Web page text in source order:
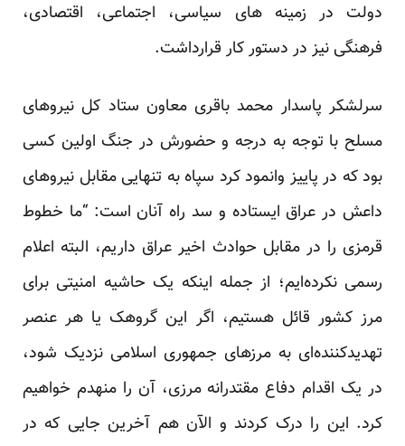
دولت در زمینه های سیاسی، اجتماعی، اقتصادی،
فرهنگی نیز در دستور کار قرارداشت.
سرلشکر پاسدار محمد باقری معاون ستاد کل نیروهای
مسلح با توجه به درجه و حضورش در جنگ اولین کسی
بود که در پاییز وانمود کرد سپاه به تنهایی مقابل نیروهای
داعش در عراق ایستاده و سد راه آنان است: “ما خطوط
قرمزی را در مقابل حوادث اخیر عراق داریم، البته اعلام
رسمی نکرده‌ایم؛ از جمله اینکه یک حاشیه امنیتی برای
مرز کشور قائل هستیم، اگر این گروهک یا هر عنصر
تهدیدکننده‌ای به مرزهای جمهوری اسلامی نزدیک شود،
در یک اقدام دفاع مقتدرانه مرزی، آن را منهدم خواهیم
کرد. این را درک کردند و الآن هم آخرین جایی که در